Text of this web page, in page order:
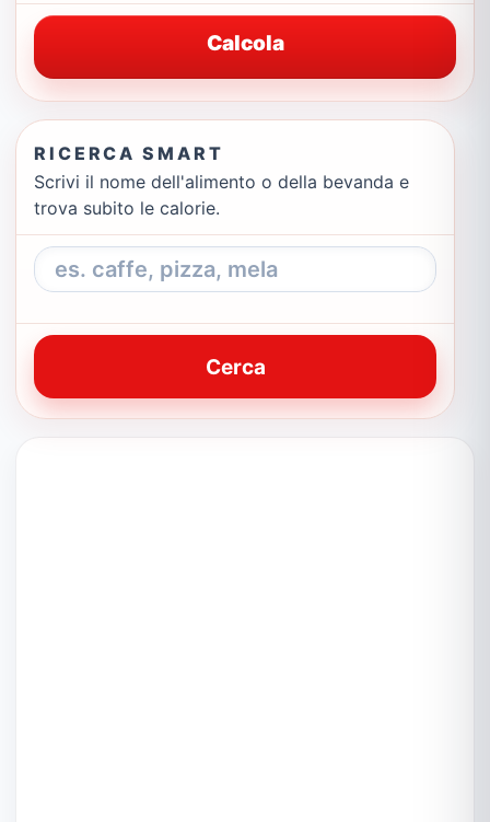
Calcola
RICERCA SMART
Scrivi il nome dell'alimento o della bevanda e
trova subito le calorie.
Cerca